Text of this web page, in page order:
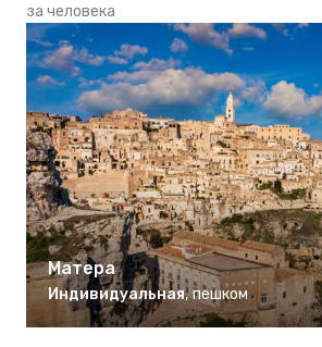
за человека
Матера
Индивидуальная, пешком